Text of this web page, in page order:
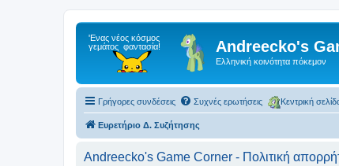
Andreecko's
Ελληνική κοινότητα πόκεμον
Γρήγορες συνδέσεις Συχνές ερωτήσεις Κεντρική
Ευρετήριο Δ. Συζήτησης
Andreecko's Game Corner - Πολιτική